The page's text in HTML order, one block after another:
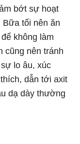
bớt sự hoạt
Bữa tối nên ăn
không làm
cũng nên tránh
lo âu, xúc
dẫn tới axit
dạ dày thường